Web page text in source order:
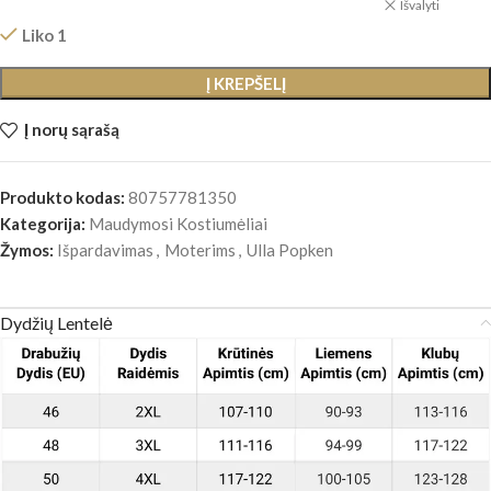
Išvalyti
Liko 1
Į KREPŠELĮ
Į norų sąrašą
Produkto kodas: 80757781350
Kategorija: Maudymosi Kostiumėliai
Žymos: Išpardavimas Moterims Ulla Popken
Dydžių Lentelė